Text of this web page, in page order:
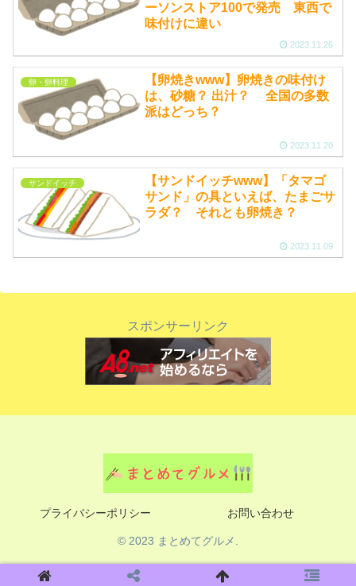
ーソンストア100で発売 東西で
味付けに違い
2023.11.26
卵・卵料理
【卵焼きwww】卵焼きの味付け
は、砂糖？ 出汁？ 全国の多数
派はどっち？
2023.11.20
サンドイッチ
【サンドイッチwww】「タマゴ
サンド」の具といえば、たまごサ
ラダ？ それとも卵焼き？
2023.11.09
スポンサーリンク
プライバシーポリシー お問い合わせ
© 2023 まとめてグルメ.